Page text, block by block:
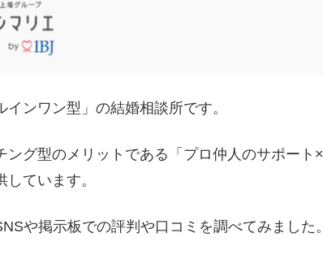
ンワン型」の結婚相談所です。
グ型のメリットである「プロ仲人のサポート×
ています。
や掲示板での評判や口コミを調べてみました。